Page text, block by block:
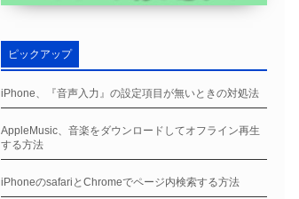
ピックアップ
iPhone、『音声入力』の設定項目が無いときの対処法
AppleMusic、音楽をダウンロードしてオフライン再生
する方法
iPhoneのsafariとChromeでページ内検索する方法